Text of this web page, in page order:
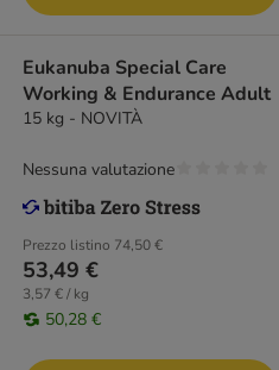
Eukanuba Special Care
Working & Endurance Adult
15 kg - NOVITÀ
Prezzo listino 74,50 €
53,49 €
3,57 € / kg
50,28 €
Nessuna valutazione